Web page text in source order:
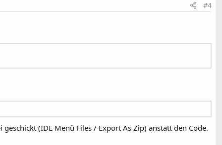
#4
(IDE Menü Files / Export As Zip) anstatt den Code.